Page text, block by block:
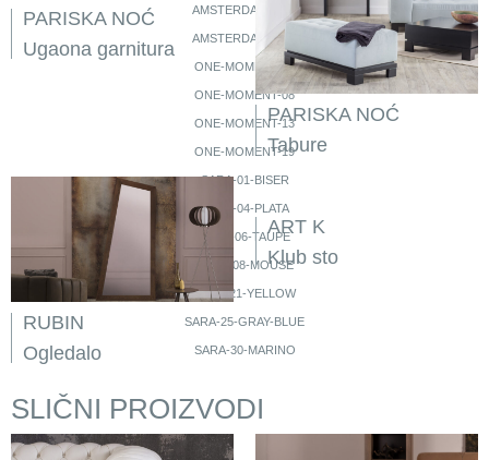
AMSTERDAM-X-48
AMSTERDAM-X-66
ONE-MOMENT-04
ONE-MOMENT-08
ONE-MOMENT-13
ONE-MOMENT-19
SARA-01-BISER
SARA-04-PLATA
SARA-06-TAUPE
SARA-08-MOUSE
SARA-21-YELLOW
SARA-25-GRAY-BLUE
SARA-30-MARINO
PARISKA NOĆ
Ugaona garnitura
PARISKA NOĆ
Tabure
RUBIN
Ogledalo
ART K
Klub sto
SLIČNI PROIZVODI